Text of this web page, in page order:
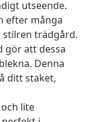
utseende.
efter många
trädgård.
gör att dessa
Denna
ditt staket,
lite